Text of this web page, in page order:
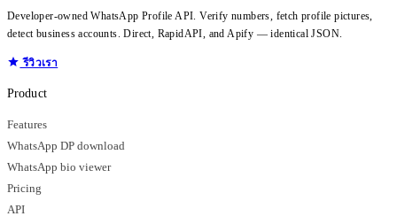
Developer-owned WhatsApp Profile API. Verify numbers, fetch profile pictures,
detect business accounts. Direct, RapidAPI, and Apify — identical JSON.
รีวิวเรา
Product
Features
WhatsApp DP download
WhatsApp bio viewer
Pricing
API